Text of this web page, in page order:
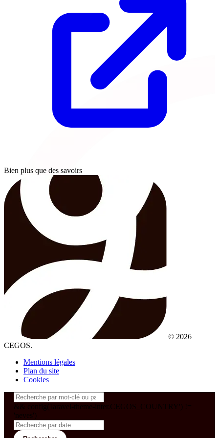
Bien plus que des savoirs
© 2026
CEGOS.
Mentions légales
Plan du site
Cookies
&& config('laravel-theme-inter.CEGOS_COUNTRY') !=
'neves')